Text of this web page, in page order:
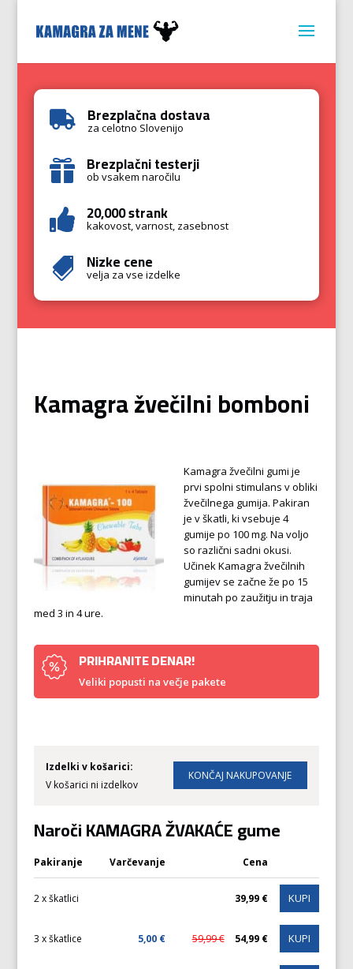
 Brezplačna dostava
za celotno Slovenijo
 Brezplačni testerji
ob vsakem naročilu
 20,000 strank
kakovost, varnost, zasebnost
 Nizke cene
velja za vse izdelke
Kamagra žvečilni bomboni
Kamagra žvečilni gumi je
prvi spolni stimulans v obliki
žvečilnega gumija. Pakiran
je v škatli, ki vsebuje 4
gumije po 100 mg. Na voljo
so različni sadni okusi.
Učinek Kamagra žvečilnih
gumijev se začne že po 15
minutah po zaužitju in traja
med 3 in 4 ure.
PRIHRANITE DENAR!
Veliki popusti na večje pakete
Izdelki v košarici:
V košarici ni izdelkov
Naroči KAMAGRA ŽVAKAĆE gume
Pakiranje Varčevanje Cena
2 x škatlici 39,99 € KUPI
3 x škatlice 5,00 € 59,99 € 54,99 € KUPI